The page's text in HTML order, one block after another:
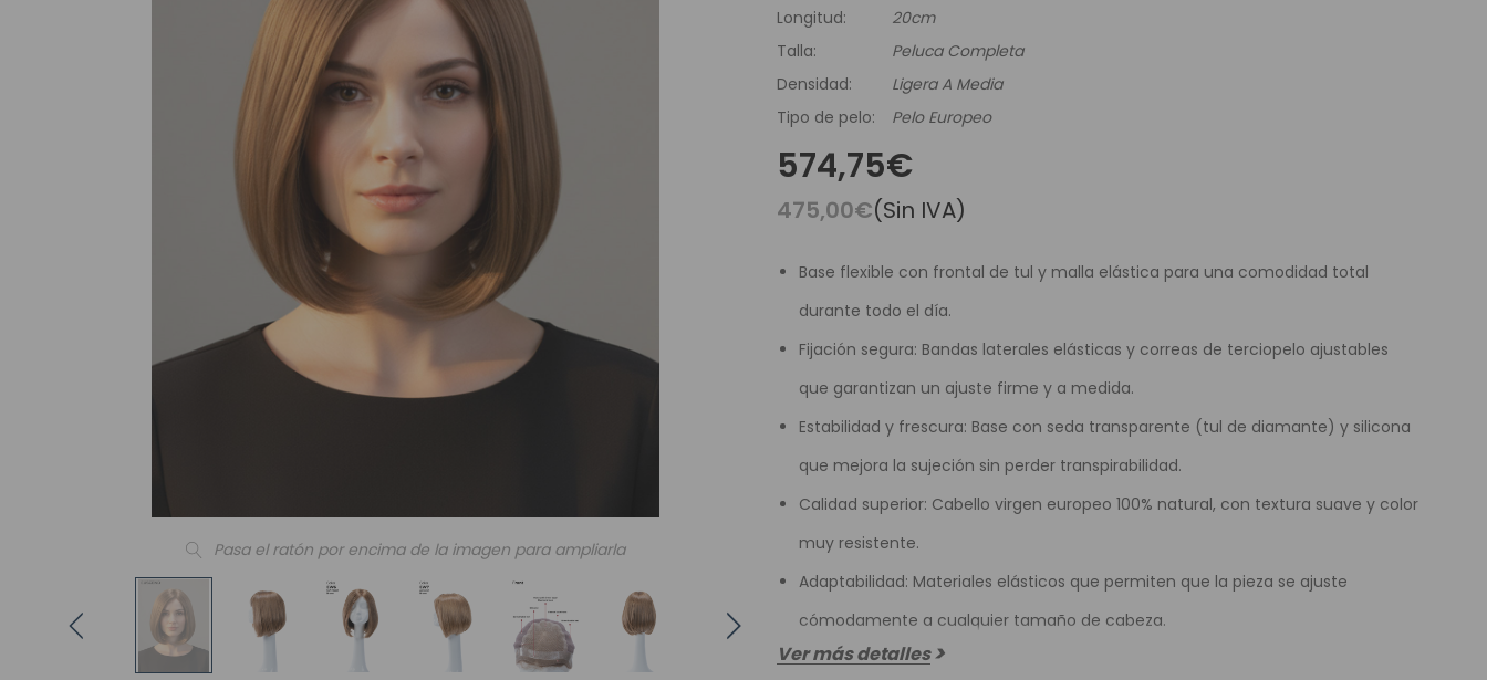
Envíos Y Devoluciones
Catálogo De Colores
Pasa el ratón por encima de la imagen para ampliarla
Longitud:
20cm
Talla:
Peluca Completa
Densidad:
Ligera A Media
Tipo de pelo:
Pelo Europeo
574,75€
475,00€(Sin IVA)
Base flexible con frontal de tul y malla elástica para una comodidad total
durante todo el día.
Fijación segura: Bandas laterales elásticas y correas de terciopelo ajustables
que garantizan un ajuste firme y a medida.
Estabilidad y frescura: Base con seda transparente (tul de diamante) y silicona
que mejora la sujeción sin perder transpirabilidad.
Calidad superior: Cabello virgen europeo 100% natural, con textura suave y color
muy resistente.
Adaptabilidad: Materiales elásticos que permiten que la pieza se ajuste
cómodamente a cualquier tamaño de cabeza.
Ver más detalles